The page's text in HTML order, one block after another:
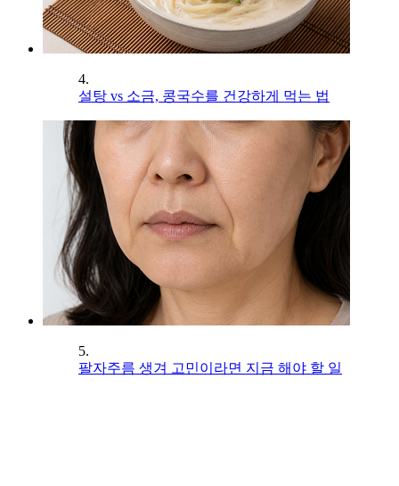
4.
설탕 vs 소금, 콩국수를 건강하게 먹는 법
5.
팔자주름 생겨 고민이라면 지금 해야 할 일